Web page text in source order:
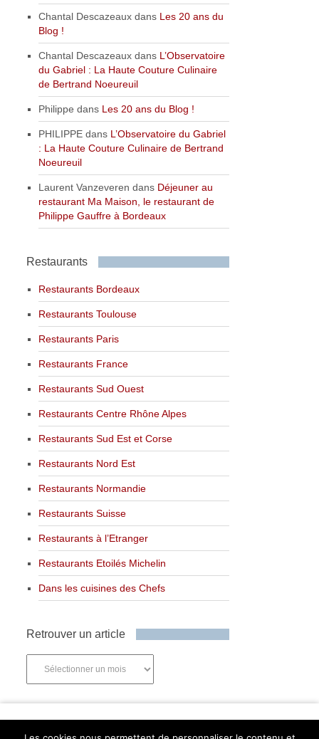
Chantal Descazeaux dans Les 20 ans du
Blog !
Chantal Descazeaux dans L’Observatoire
du Gabriel : La Haute Couture Culinaire
de Bertrand Noeureuil
Philippe dans Les 20 ans du Blog !
PHILIPPE dans L’Observatoire du Gabriel
: La Haute Couture Culinaire de Bertrand
Noeureuil
Laurent Vanzeveren dans Déjeuner au
restaurant Ma Maison, le restaurant de
Philippe Gauffre à Bordeaux
Restaurants
Restaurants Bordeaux
Restaurants Toulouse
Restaurants Paris
Restaurants France
Restaurants Sud Ouest
Restaurants Centre Rhône Alpes
Restaurants Sud Est et Corse
Restaurants Nord Est
Restaurants Normandie
Restaurants Suisse
Restaurants à l’Etranger
Restaurants Etoilés Michelin
Dans les cuisines des Chefs
Retrouver un article